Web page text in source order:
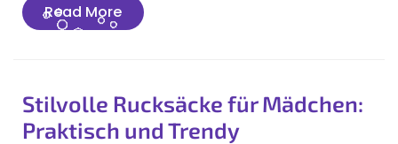
Read MoreRead
More
Stilvolle Rucksäcke für Mädchen:
Praktisch und Trendy